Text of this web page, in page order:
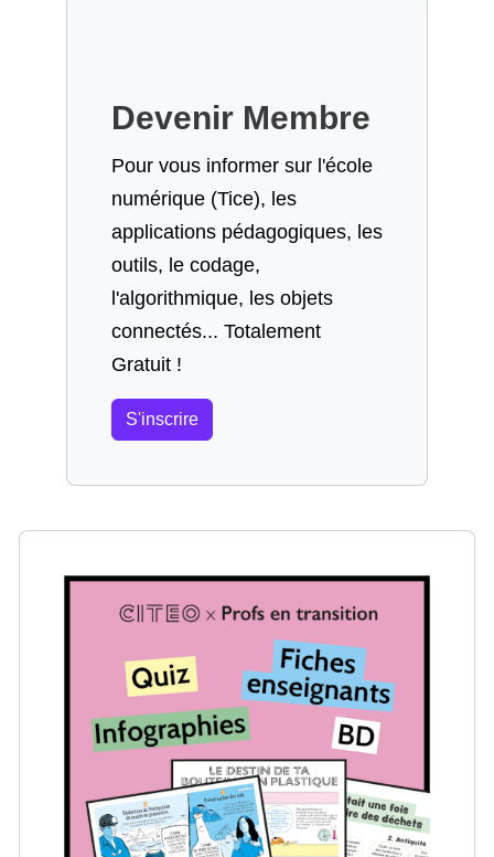
Devenir Membre
Pour vous informer sur l'école
numérique (Tice), les
applications pédagogiques, les
outils, le codage,
l'algorithmique, les objets
connectés... Totalement
Gratuit !
S'inscrire